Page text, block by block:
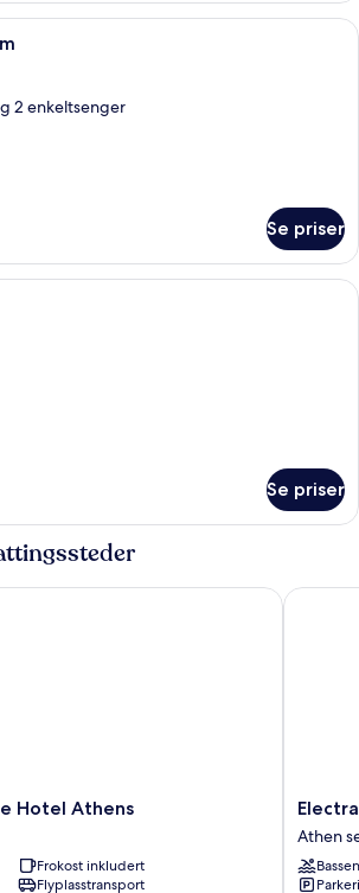
Sengetøy av topp kvalitet, minibar,
2 enkeltsenger
Se priser
Sengetøy av topp kvalitet, minibar,
Se priser
Hotel Athens
Frokost inkludert
Flyplasstransport
Athens
Electra
Palace
Athens
Athen
Athen
Electra